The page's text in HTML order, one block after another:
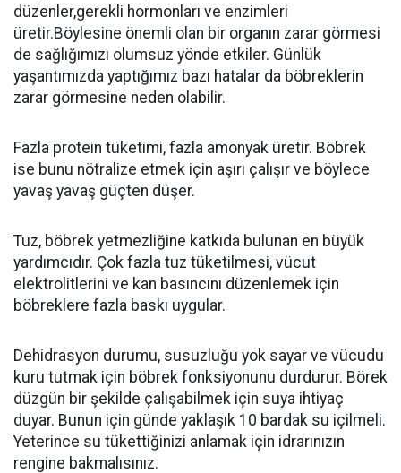
düzenler,gerekli hormonları ve enzimleri
üretir.Böylesine önemli olan bir organın zarar görmesi
de sağlığımızı olumsuz yönde etkiler. Günlük
yaşantımızda yaptığımız bazı hatalar da böbreklerin
zarar görmesine neden olabilir.
Fazla protein tüketimi, fazla amonyak üretir. Böbrek
ise bunu nötralize etmek için aşırı çalışır ve böylece
yavaş yavaş güçten düşer.
Tuz, böbrek yetmezliğine katkıda bulunan en büyük
yardımcıdır. Çok fazla tuz tüketilmesi, vücut
elektrolitlerini ve kan basıncını düzenlemek için
böbreklere fazla baskı uygular.
Dehidrasyon durumu, susuzluğu yok sayar ve vücudu
kuru tutmak için böbrek fonksiyonunu durdurur. Börek
düzgün bir şekilde çalışabilmek için suya ihtiyaç
duyar. Bunun için günde yaklaşık 10 bardak su içilmeli.
Yeterince su tükettiğinizi anlamak için idrarınızın
rengine bakmalısınız.